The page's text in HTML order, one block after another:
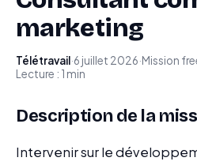
marketing
Télétravail·6 juillet 2026·Mission
Lecture : 1 min
Description de la
Intervenir sur le